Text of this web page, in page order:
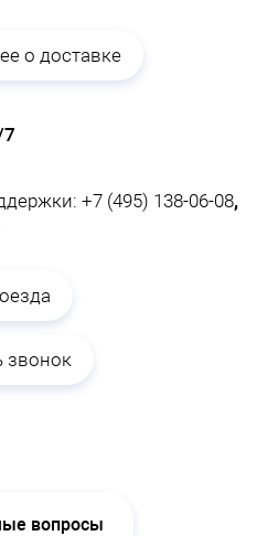
о доставке
+7 (495) 138-06-08,
звонок
вопросы